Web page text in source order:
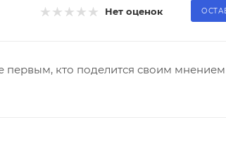
Нет оценок
первым, кто поделится своим